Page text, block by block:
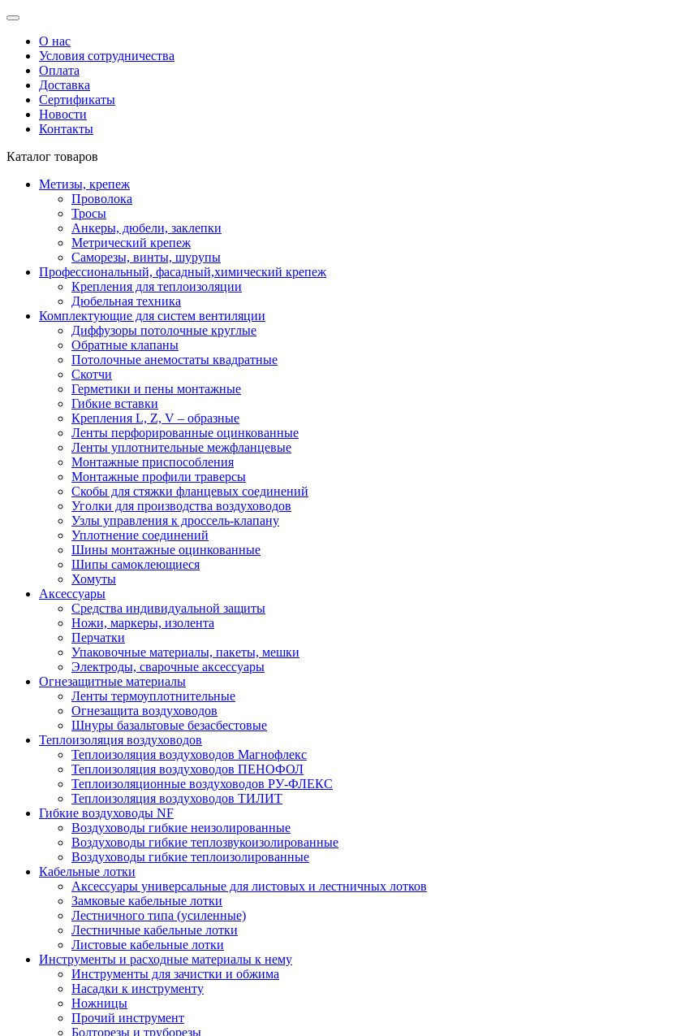
О нас
Условия сотрудничества
Оплата
Доставка
Сертификаты
Новости
Контакты
Каталог товаров
Метизы, крепеж
Проволока
Тросы
Анкеры, дюбели, заклепки
Метрический крепеж
Саморезы, винты, шурупы
Профессиональный, фасадный,химический крепеж
Крепления для теплоизоляции
Дюбельная техника
Комплектующие для систем вентиляции
Диффузоры потолочные круглые
Обратные клапаны
Потолочные анемостаты квадратные
Скотчи
Герметики и пены монтажные
Гибкие вставки
Крепления L, Z, V – образные
Ленты перфорированные оцинкованные
Ленты уплотнительные межфланцевые
Монтажные приспособления
Монтажные профили траверсы
Скобы для стяжки фланцевых соединений
Уголки для производства воздуховодов
Узлы управления к дроссель-клапану
Уплотнение соединений
Шины монтажные оцинкованные
Шипы самоклеющиеся
Хомуты
Аксессуары
Средства индивидуальной защиты
Ножи, маркеры, изолента
Перчатки
Упаковочные материалы, пакеты, мешки
Электроды, сварочные аксессуары
Огнезащитные материалы
Ленты термоуплотнительные
Огнезащита воздуховодов
Шнуры базальтовые безасбестовые
Теплоизоляция воздуховодов
Теплоизоляция воздуховодов Магнофлекс
Теплоизоляция воздуховодов ПЕНОФОЛ
Теплоизоляционные воздуховодов РУ-ФЛЕКС
Теплоизоляция воздуховодов ТИЛИТ
Гибкие воздуховоды NF
Воздуховоды гибкие неизолированные
Воздуховоды гибкие теплозвукоизолированные
Воздуховоды гибкие теплоизолированные
Кабельные лотки
Аксессуары универсальные для листовых и лестничных лотков
Замковые кабельные лотки
Лестничного типа (усиленные)
Лестничные кабельные лотки
Листовые кабельные лотки
Инструменты и расходные материалы к нему
Инструменты для зачистки и обжима
Насадки к инструменту
Ножницы
Прочий инструмент
Болторезы и труборезы